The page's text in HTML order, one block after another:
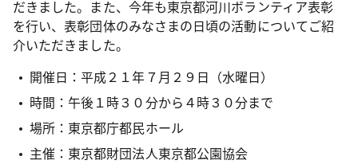
だきました。また、今年も東京都河川ボランティア表彰
を行い、表彰団体のみなさまの日頃の活動についてご紹
介いただきました。
開催日：平成２１年７月２９日（水曜日）
時間：午後１時３０分から４時３０分まで
場所：東京都庁都民ホール
主催：東京都財団法人東京都公園協会